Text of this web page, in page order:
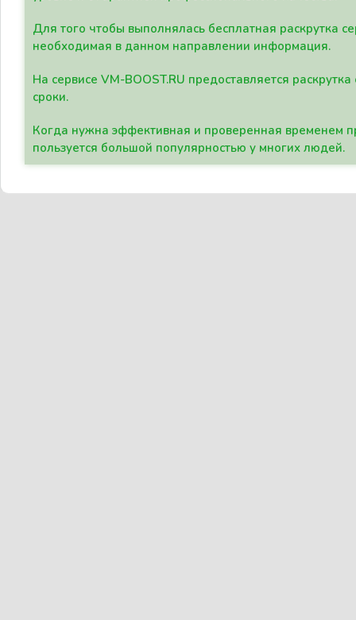
Для того чтобы выполнялась бесплатная раскрутка
необходимая в данном направлении информация.
На сервисе VM-BOOST.RU предоставляется
сроки.
Когда нужна эффективная и проверенная временем
пользуется большой популярностью у многих людей.